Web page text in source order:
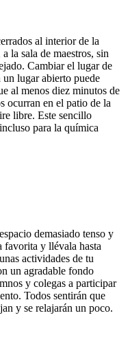
al interior de la
la sala de maestros, sin
Cambiar el lugar de
un lugar abierto puede
al menos diez minutos de
ocurran en el patio de la
libre. Este sencillo
para la química
demasiado tenso y
favorita y llévala hasta
actividades de tu
un agradable fondo
y colegas a participar
Todos sentirán que
y se relajarán un poco.